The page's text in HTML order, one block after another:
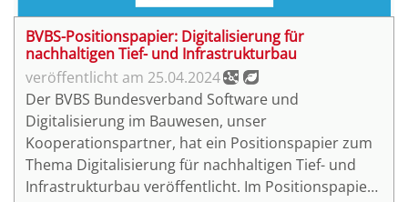
(4)
GAIA-X (4)
3D-Punktwolke(3)
BIM-Koordinator (3)
BIM-Management (3)
Koordinationsmodell (3)
Leistungsverzeichnis (3)
BVBS-Positionspapier: Digitalisierung für
nachhaltigen Tief- und Infrastrukturbau
25.04.2024
Der BVBS Bundesverband Software und
Digitalisierung im Bauwesen, unser
Kooperationspartner, hat ein Positionspapier zum
Thema Digitalisierung für nachhaltigen Tief- und
Infrastrukturbau veröffentlicht. Im Positionspapier